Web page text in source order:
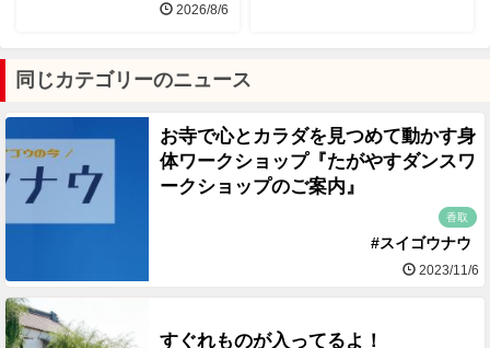
2026/8/6
同じカテゴリーのニュース
お寺で心とカラダを見つめて動かす身
体ワークショップ『たがやすダンスワ
ークショップのご案内』
香取
#スイゴウナウ
2023/11/6
すぐれものが入ってるよ！